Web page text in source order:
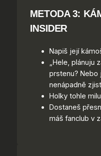
METODA 3:
INSIDER
Napiš její
„Hele, plánuju
prstenu? Nebo
nenápadně
Holky tohle
Dostaneš
máš fanclub v